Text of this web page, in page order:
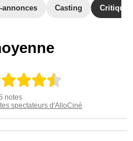
annonces Casting
notes
spectateurs d'AlloCiné